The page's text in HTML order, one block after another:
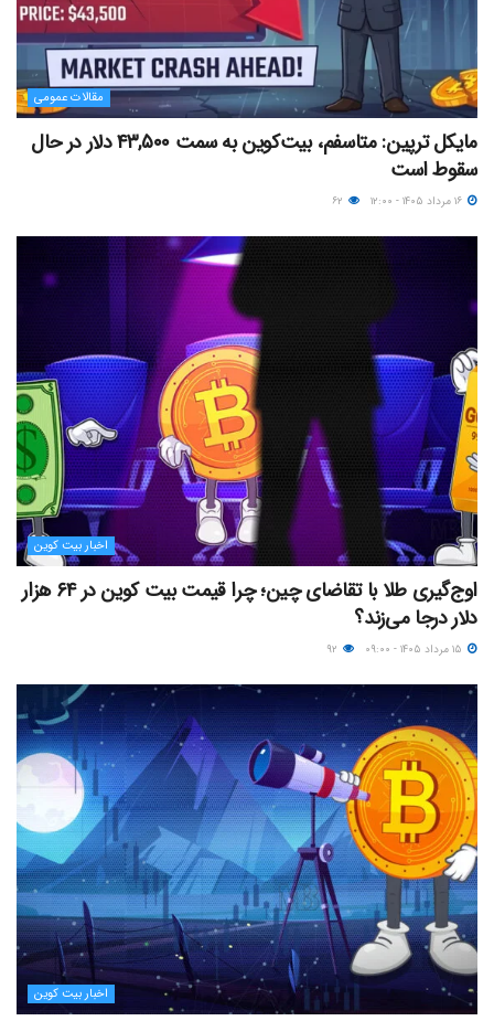
مقالات عمومی
مایکل ترپین: متاسفم، بیت‌کوین به سمت ۴۳,۵۰۰ دلار در حال
سقوط است
اخبار بیت کوین
اوج‌گیری طلا با تقاضای چین؛ چرا قیمت بیت کوین در ۶۴ هزار
دلار درجا می‌زند؟
اخبار بیت کوین